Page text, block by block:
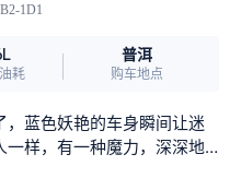
1D1
耗
普洱
购车地点
，蓝色妖艳的车身瞬间让迷
一样，有一种魔力，深深地